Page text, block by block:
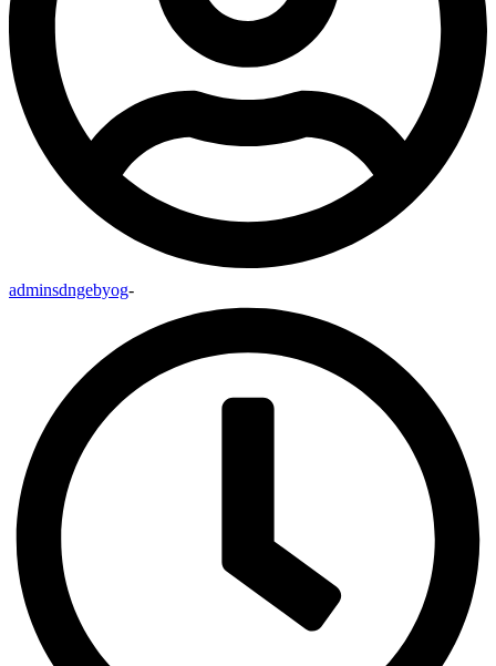
adminsdngebyog-